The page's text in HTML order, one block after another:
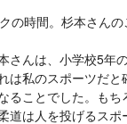
の時間。杉本さん
さんは、小学校5年
は私のスポーツだ
ることでした。も
道は人を投げるス